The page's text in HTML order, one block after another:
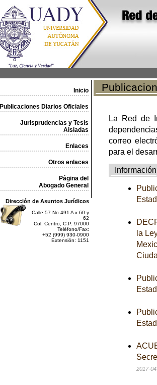
Inicio
Publicaciones Diarios Oficiales
Jurisprudencias y Tesis
Aisladas
Enlaces
Otros enlaces
Página del
Abogado General
Dirección de Asuntos Jurídicos
Calle 57 No 491 A x 60 y
62
Col. Centro, C.P. 97000
Teléfono/Fax:
+52 (999) 930-0900
Extensión: 1151
La Red de
correo
para el
Información
la
2017-